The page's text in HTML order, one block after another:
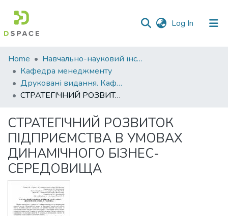
Log In (current)
Communities
&
Collections
Statistics
Home
Навчально-науковий інститут економіки, управління, права та інформаційних технологій
Кафедра менеджменту
Друковані видання. Кафедра менеджменту ім. І.А. Маркіної
СТРАТЕГІЧНИЙ РОЗВИТОК ПІДПРИЄМСТВА В УМОВАХ ДИНАМІЧНОГО БІЗНЕС-СЕРЕДОВИЩА
СТРАТЕГІЧНИЙ РОЗВИТОК
ПІДПРИЄМСТВА В УМОВАХ
ДИНАМІЧНОГО БІЗНЕС-
СЕРЕДОВИЩА